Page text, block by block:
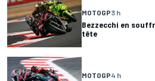
MOTOGP3 h
Bezzecchi en
tête
MOTOGP4 h